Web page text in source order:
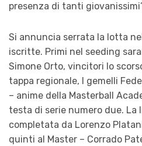
presenza di tanti
Si annuncia serrata la lotta
iscritte. Primi nel seeding
Simone Orto, vincitori lo
tappa regionale, I gemelli
– anime della Masterball
testa di serie numero due. La
completata da Lorenzo
quinti al Master – Corrado